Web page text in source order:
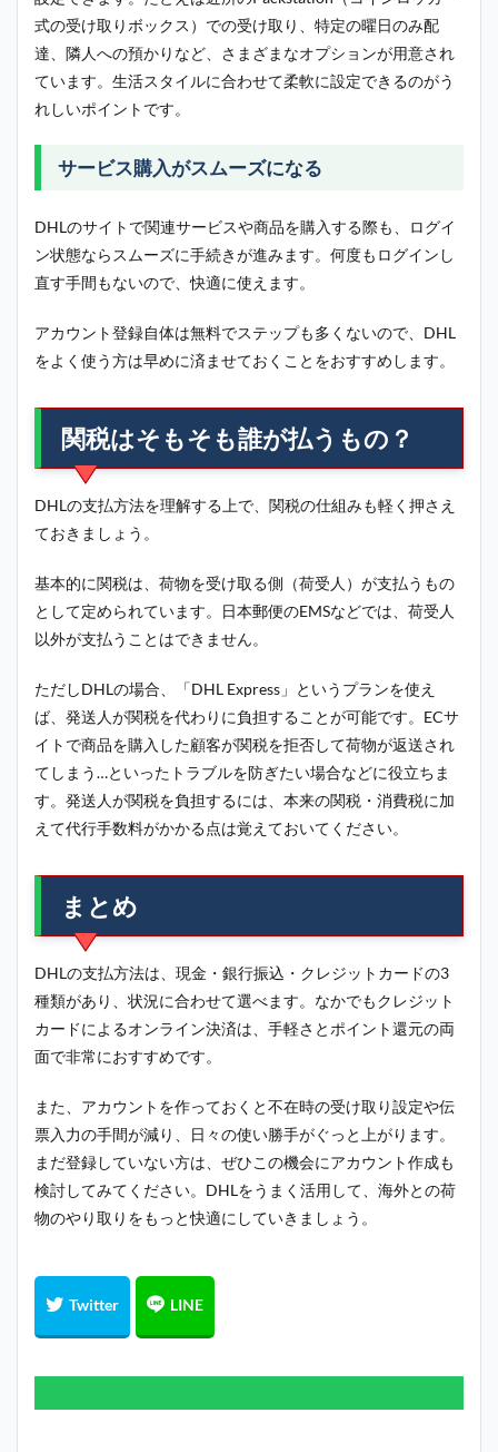
式の受け取りボックス）での受け取り、特定の曜日のみ配
達、隣人への預かりなど、さまざまなオプションが用意され
ています。生活スタイルに合わせて柔軟に設定できるのがう
れしいポイントです。
サービス購入がスムーズになる
DHLのサイトで関連サービスや商品を購入する際も、ログイ
ン状態ならスムーズに手続きが進みます。何度もログインし
直す手間もないので、快適に使えます。
アカウント登録自体は無料でステップも多くないので、DHL
をよく使う方は早めに済ませておくことをおすすめします。
関税はそもそも誰が払うもの？
DHLの支払方法を理解する上で、関税の仕組みも軽く押さえ
ておきましょう。
基本的に関税は、荷物を受け取る側（荷受人）が支払うもの
として定められています。日本郵便のEMSなどでは、荷受人
以外が支払うことはできません。
ただしDHLの場合、「DHL Express」というプランを使え
ば、発送人が関税を代わりに負担することが可能です。ECサ
イトで商品を購入した顧客が関税を拒否して荷物が返送され
てしまう…といったトラブルを防ぎたい場合などに役立ちま
す。発送人が関税を負担するには、本来の関税・消費税に加
えて代行手数料がかかる点は覚えておいてください。
まとめ
DHLの支払方法は、現金・銀行振込・クレジットカードの3
種類があり、状況に合わせて選べます。なかでもクレジット
カードによるオンライン決済は、手軽さとポイント還元の両
面で非常におすすめです。
また、アカウントを作っておくと不在時の受け取り設定や伝
票入力の手間が減り、日々の使い勝手がぐっと上がります。
まだ登録していない方は、ぜひこの機会にアカウント作成も
検討してみてください。DHLをうまく活用して、海外との荷
物のやり取りをもっと快適にしていきましょう。